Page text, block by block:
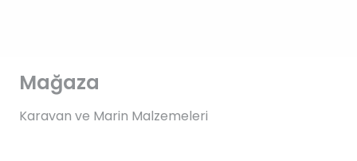
Mağaza
Karavan ve Marin Malzemeleri